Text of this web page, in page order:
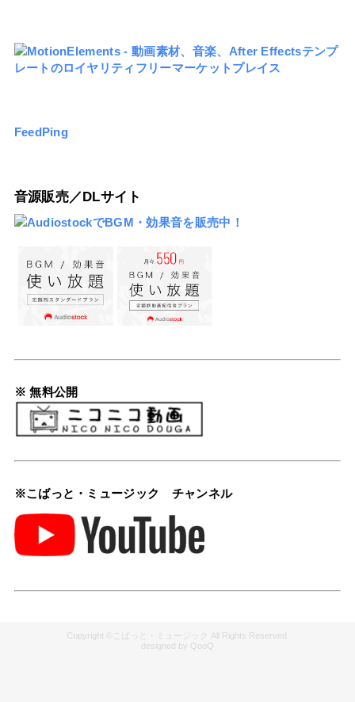
FeedPing
音源販売／DLサイト
※ 無料公開
※こばっと・ミュージック チャンネル
こばっと・ミュージック
QooQ